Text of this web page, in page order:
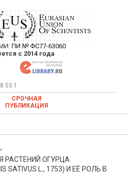
Союз Ученых —
статей в
научном журнале
ПИ № ФС77-63060
с 2014 года
— публикация научных статей в
научном журнале
СРОЧНАЯ
ПУБЛИКАЦИЯ
РАСТЕНИЙ ОГУРЦА
SATIVUS L., 1753) И ЕЁ РОЛЬ В